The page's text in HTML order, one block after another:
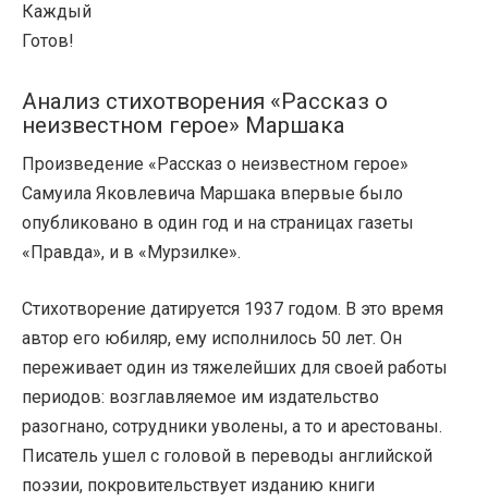
Каждый
Готов!
Анализ стихотворения «Рассказ о
неизвестном герое» Маршака
Произведение «Рассказ о неизвестном герое»
Самуила Яковлевича Маршака впервые было
опубликовано в один год и на страницах газеты
«Правда», и в «Мурзилке».
Стихотворение датируется 1937 годом. В это время
автор его юбиляр, ему исполнилось 50 лет. Он
переживает один из тяжелейших для своей работы
периодов: возглавляемое им издательство
разогнано, сотрудники уволены, а то и арестованы.
Писатель ушел с головой в переводы английской
поэзии, покровительствует изданию книги